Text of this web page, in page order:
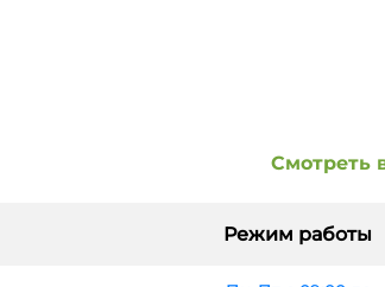
Смотреть
Режим работы